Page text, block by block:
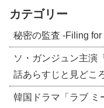
カテゴリー
秘密の監査 -Filing for
ソ・ガンジュン主演
話あらすじと見どこ
韓国ドラマ「ラブ ミ